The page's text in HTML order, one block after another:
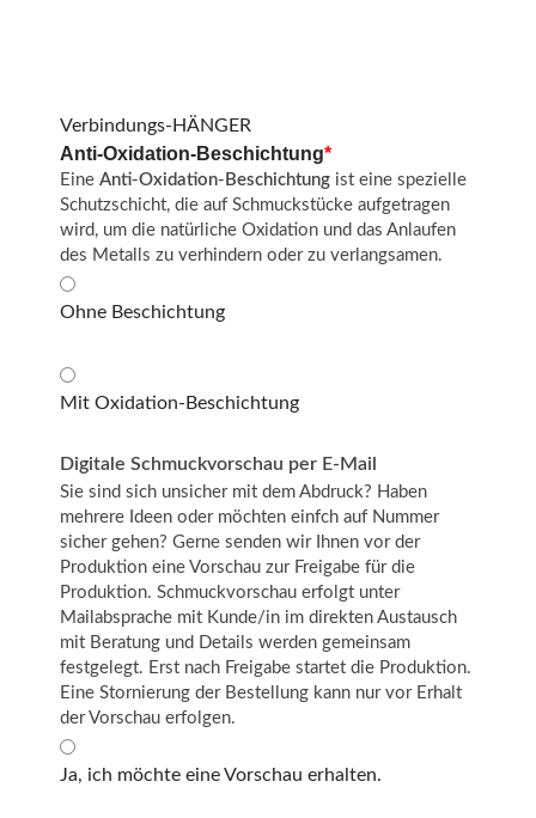
Verbindungs-HÄNGER
*
Anti-Oxidation-Beschichtung
Eine Anti-Oxidation-Beschichtung ist eine spezielle
Schutzschicht, die auf Schmuckstücke aufgetragen
wird, um die natürliche Oxidation und das Anlaufen
des Metalls zu verhindern oder zu verlangsamen.
Ohne Beschichtung
Mit Oxidation-Beschichtung
Digitale Schmuckvorschau per E-Mail
Sie sind sich unsicher mit dem Abdruck? Haben
mehrere Ideen oder möchten einfch auf Nummer
sicher gehen? Gerne senden wir Ihnen vor der
Produktion eine Vorschau zur Freigabe für die
Produktion. Schmuckvorschau erfolgt unter
Mailabsprache mit Kunde/in im direkten Austausch
mit Beratung und Details werden gemeinsam
festgelegt. Erst nach Freigabe startet die Produktion.
Eine Stornierung der Bestellung kann nur vor Erhalt
der Vorschau erfolgen.
Ja, ich möchte eine Vorschau erhalten.